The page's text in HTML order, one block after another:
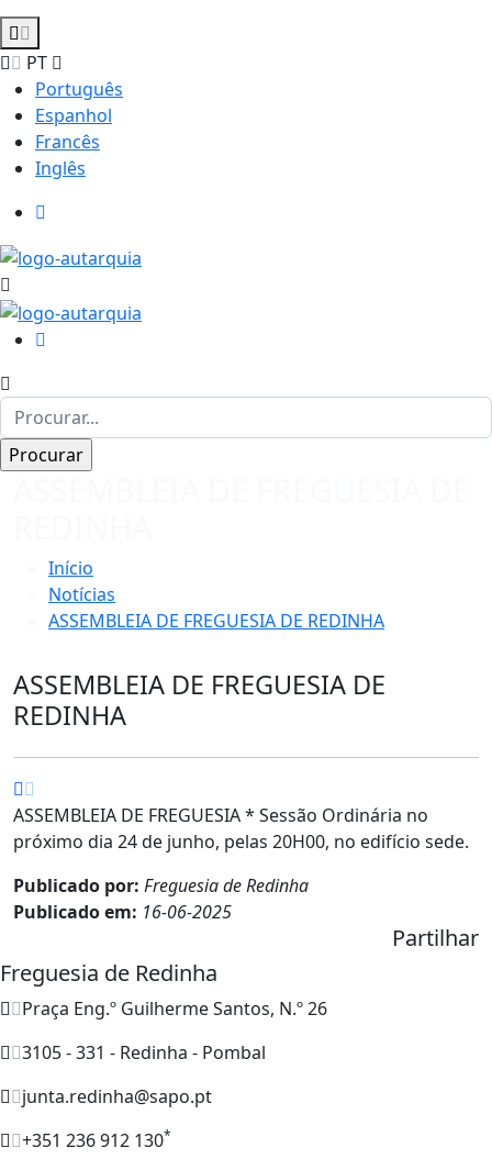
PT
Português
Espanhol
Francês
Inglês
Início
Notícias
ASSEMBLEIA DE FREGUESIA DE REDINHA
ASSEMBLEIA DE FREGUESIA DE
REDINHA
ASSEMBLEIA DE FREGUESIA * Sessão Ordinária no
próximo dia 24 de junho, pelas 20H00, no edifício sede.
Publicado por: Freguesia de Redinha
Publicado em: 16-06-2025
Partilhar
Freguesia de Redinha
Praça Eng.º Guilherme Santos, N.º 26
3105 - 331 - Redinha - Pombal
junta.redinha@sapo.pt
+351 236 912 130*